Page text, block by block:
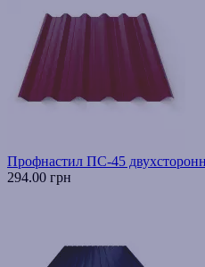
Профнастил ПС-45
294.00 грн